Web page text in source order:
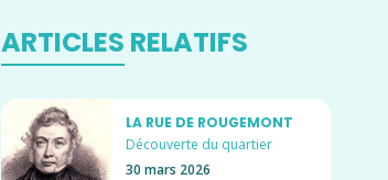
ARTICLES RELATIFS
LA RUE DE ROUGEMONT
Découverte du quartier
30 mars 2026